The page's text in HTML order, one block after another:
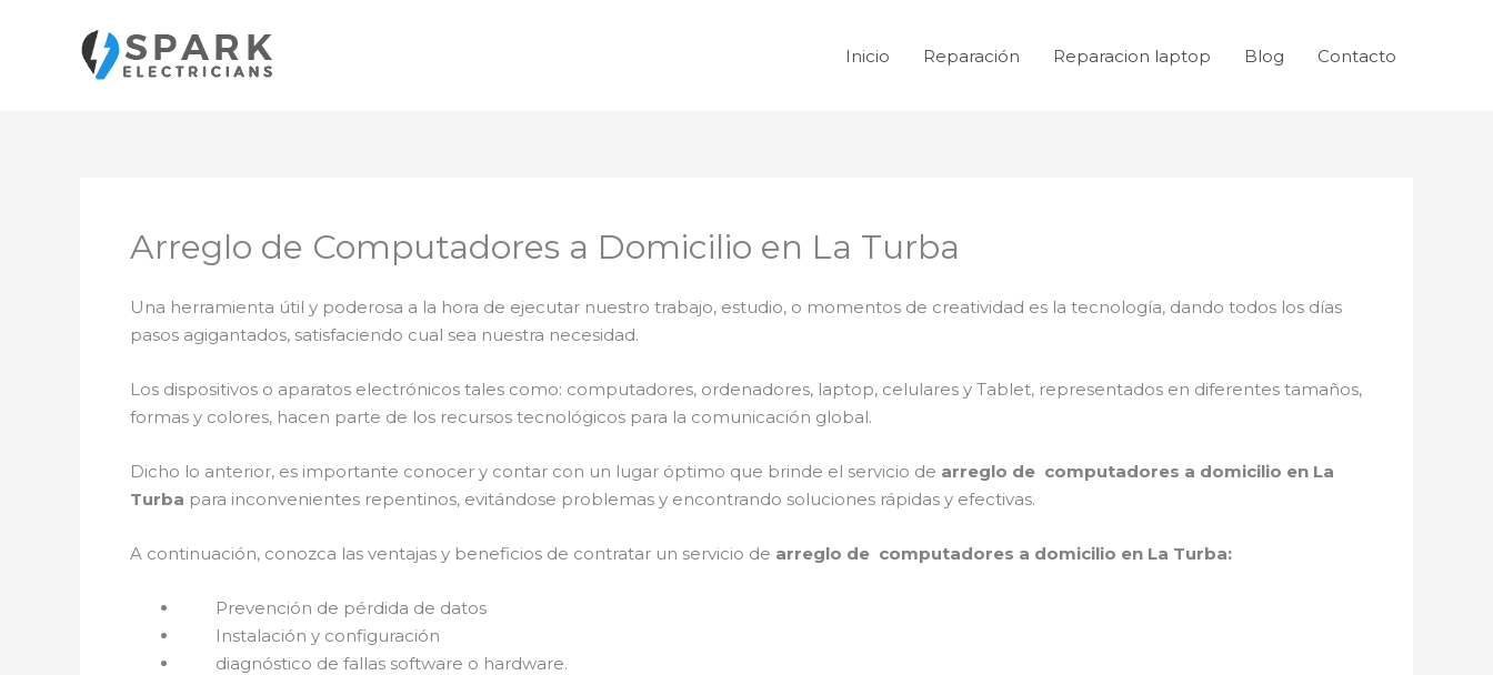
contenido
Inicio Reparación Reparacion laptop Blog Contacto
Arreglo de Computadores a Domicilio en La Turba
Una herramienta útil y poderosa a la hora de ejecutar nuestro trabajo, estudio, o momentos de creatividad es la tecnología, dando todos los días
pasos agigantados, satisfaciendo cual sea nuestra necesidad.
Los dispositivos o aparatos electrónicos tales como: computadores, ordenadores, laptop, celulares y Tablet, representados en diferentes tamaños,
formas y colores, hacen parte de los recursos tecnológicos para la comunicación global.
Dicho lo anterior, es importante conocer y contar con un lugar óptimo que brinde el servicio de arreglo de computadores a domicilio en La
Turba para inconvenientes repentinos, evitándose problemas y encontrando soluciones rápidas y efectivas.
A continuación, conozca las ventajas y beneficios de contratar un servicio de arreglo de computadores a domicilio en La Turba:
Prevención de pérdida de datos
Instalación y configuración
diagnóstico de fallas software o hardware.